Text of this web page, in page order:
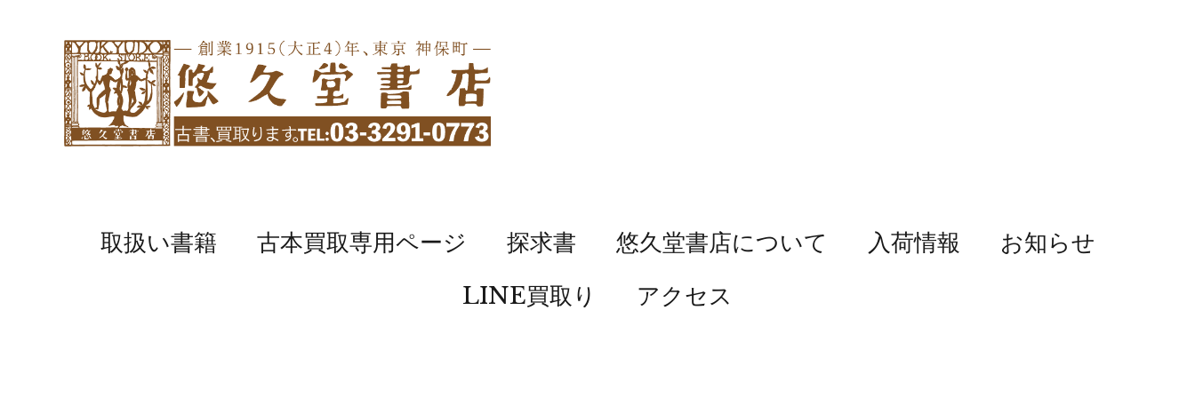
取扱い書籍 古本買取専用ページ 探求書 悠久堂書店について 入荷情報
お知らせ
LINE買取り
アクセス